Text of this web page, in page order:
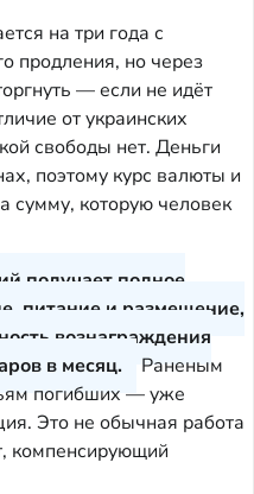
на три года с
продления, но через
— если не идёт
от украинских
свободы нет. Деньги
поэтому курс валюты и
сумму, которую человек
получает полное
питание и размещение,
вознаграждения
в месяц.
Раненым
погибших — уже
Это не обычная работа
компенсирующий